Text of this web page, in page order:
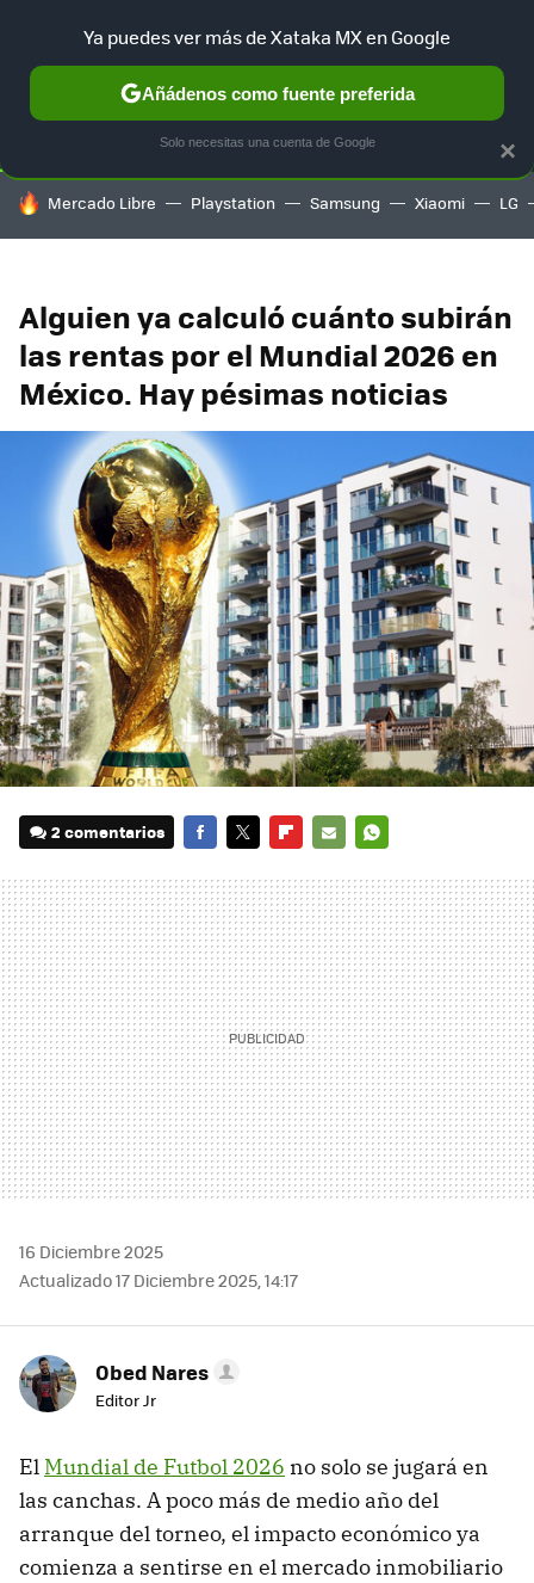
SELECCIÓN GAMING HOME AUTO TERRITORIO
HOY SE HABLA DE
Mercado Libre Playstation Samsung Xiaomi LG
Alguien ya calculó cuánto subirán
las rentas por el Mundial 2026 en
México. Hay pésimas noticias
2 comentarios
MAIL
16 Diciembre 2025
Actualizado 17 Diciembre 2025, 14:17
Obed Nares
Editor Jr
El Mundial de Futbol 2026 no solo se jugará en
las canchas. A poco más de medio año del
arranque del torneo, el impacto económico ya
comienza a sentirse en el mercado inmobiliario
×
Ya puedes ver más de Xataka MX en Google
Añádenos como fuente preferida
Solo necesitas una cuenta de Google